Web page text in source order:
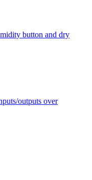
button and dry
outputs over